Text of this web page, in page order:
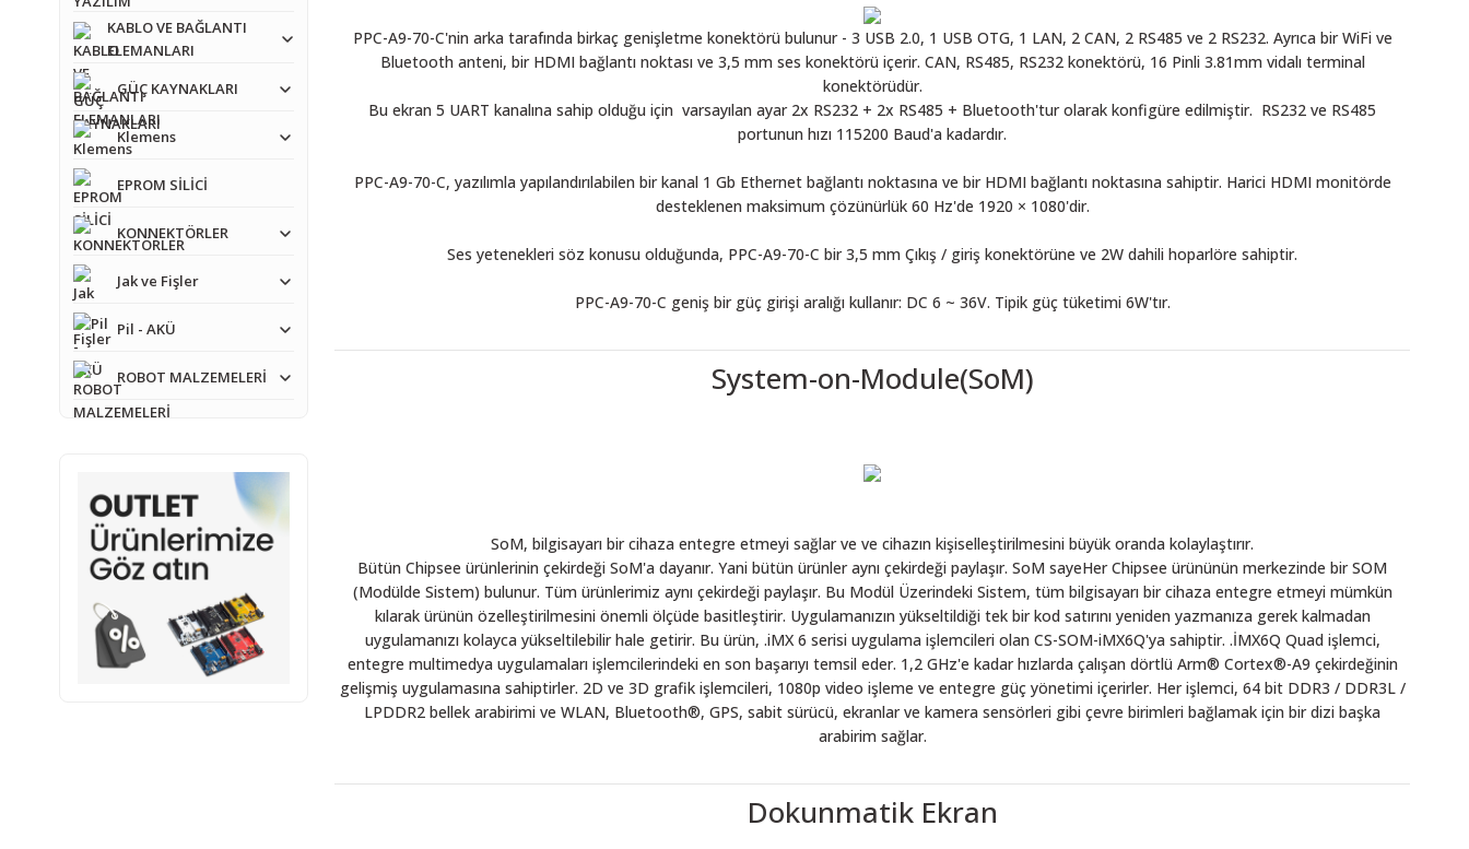
KABLO VE BAĞLANTI
ELEMANLARI
GÜÇ KAYNAKLARI
Klemens
EPROM SİLİCİ
KONNEKTÖRLER
Jak ve Fişler
Pil - AKÜ
ROBOT MALZEMELERİ
PPC-A9-70-C'nin arka tarafında birkaç genişletme konektörü bulunur - 3 USB 2.0, 1 USB OTG, 1 LAN, 2 CAN, 2 RS485 ve 2 RS232. Ayrıca bir WiFi ve
Bluetooth anteni, bir HDMI bağlantı noktası ve 3,5 mm ses konektörü içerir. CAN, RS485, RS232 konektörü, 16 Pinli 3.81mm vidalı terminal
konektörüdür.
Bu ekran 5 UART kanalına sahip olduğu için varsayılan ayar 2x RS232 + 2x RS485 + Bluetooth'tur olarak konfigüre edilmiştir. RS232 ve RS485
portunun hızı 115200 Baud'a kadardır.
PPC-A9-70-C, yazılımla yapılandırılabilen bir kanal 1 Gb Ethernet bağlantı noktasına ve bir HDMI bağlantı noktasına sahiptir. Harici HDMI monitörde
desteklenen maksimum çözünürlük 60 Hz'de 1920 × 1080'dir.
Ses yetenekleri söz konusu olduğunda, PPC-A9-70-C bir 3,5 mm Çıkış / giriş konektörüne ve 2W dahili hoparlöre sahiptir.
PPC-A9-70-C geniş bir güç girişi aralığı kullanır: DC 6 ~ 36V. Tipik güç tüketimi 6W'tır.
System-on-Module(SoM)
SoM, bilgisayarı bir cihaza entegre etmeyi sağlar ve ve cihazın kişiselleştirilmesini büyük oranda kolaylaştırır.
Bütün Chipsee ürünlerinin çekirdeği SoM'a dayanır. Yani bütün ürünler aynı çekirdeği paylaşır. SoM sayeHer Chipsee ürününün merkezinde bir SOM
(Modülde Sistem) bulunur. Tüm ürünlerimiz aynı çekirdeği paylaşır. Bu Modül Üzerindeki Sistem, tüm bilgisayarı bir cihaza entegre etmeyi mümkün
kılarak ürünün özelleştirilmesini önemli ölçüde basitleştirir. Uygulamanızın yükseltildiği tek bir kod satırını yeniden yazmanıza gerek kalmadan
uygulamanızı kolayca yükseltilebilir hale getirir. Bu ürün, .iMX 6 serisi uygulama işlemcileri olan CS-SOM-iMX6Q'ya sahiptir. .İMX6Q Quad işlemci,
entegre multimedya uygulamaları işlemcilerindeki en son başarıyı temsil eder. 1,2 GHz'e kadar hızlarda çalışan dörtlü Arm® Cortex®-A9 çekirdeğinin
gelişmiş uygulamasına sahiptirler. 2D ve 3D grafik işlemcileri, 1080p video işleme ve entegre güç yönetimi içerirler. Her işlemci, 64 bit DDR3 / DDR3L /
LPDDR2 bellek arabirimi ve WLAN, Bluetooth®, GPS, sabit sürücü, ekranlar ve kamera sensörleri gibi çevre birimleri bağlamak için bir dizi başka
arabirim sağlar.
Dokunmatik Ekran